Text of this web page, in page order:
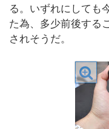
る。いずれにしても
た為、多少前後する
されそうだ。